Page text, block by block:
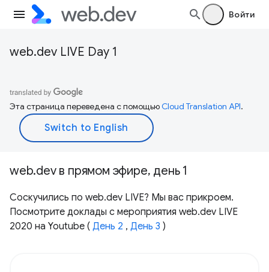
Войти
web.dev LIVE Day 1
Эта страница переведена с помощьюCloud Translation API.
web.dev в прямом эфире, день 1
Соскучились по web.dev LIVE? Мы вас прикроем.
Посмотрите доклады с мероприятия web.dev LIVE
2020 на Youtube ( День 2 , День 3 )